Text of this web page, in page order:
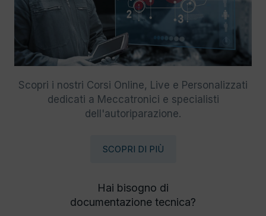
Scopri i nostri Corsi Online, Live e Personalizzati
dedicati a Meccatronici e specialisti
dell'autoriparazione.
SCOPRI DI PIÙ
Hai bisogno di
documentazione tecnica?